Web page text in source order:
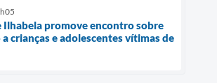
Ilhabela promove encontro sobre
crianças e adolescentes vítimas de